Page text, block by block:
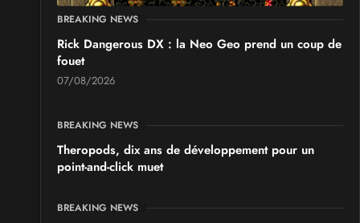
BREAKING NEWS
Rick Dangerous DX : la Neo Geo prend un coup de
fouet
07/08/2026
BREAKING NEWS
Theropods, dix ans de développement pour un
point-and-click muet
BREAKING NEWS